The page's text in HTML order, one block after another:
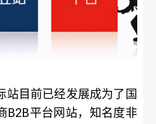
站目前已经发展成为了国
B2B平台网站，知名度非